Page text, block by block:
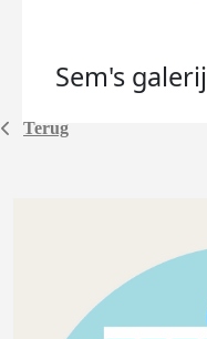
Terug
Sem's galerij